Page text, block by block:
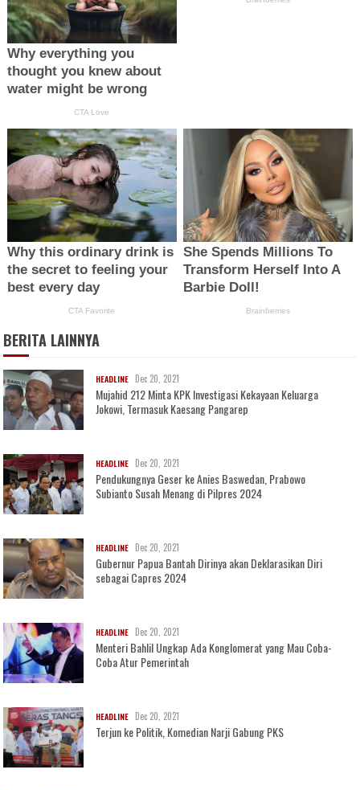
BERITA LAINNYA
HEADLINE Dec 20, 2021
Mujahid 212 Minta KPK Investigasi Kekayaan Keluarga
Jokowi, Termasuk Kaesang Pangarep
HEADLINE Dec 20, 2021
Pendukungnya Geser ke Anies Baswedan, Prabowo
Subianto Susah Menang di Pilpres 2024
HEADLINE Dec 20, 2021
Gubernur Papua Bantah Dirinya akan Deklarasikan Diri
sebagai Capres 2024
HEADLINE Dec 20, 2021
Menteri Bahlil Ungkap Ada Konglomerat yang Mau Coba-
Coba Atur Pemerintah
HEADLINE Dec 20, 2021
Terjun ke Politik, Komedian Narji Gabung PKS